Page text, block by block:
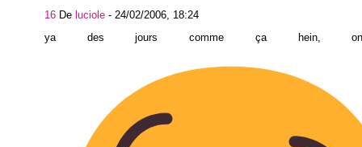
16 De luciole - 24/02/2006, 18:24
ya des jours comme ça hein,